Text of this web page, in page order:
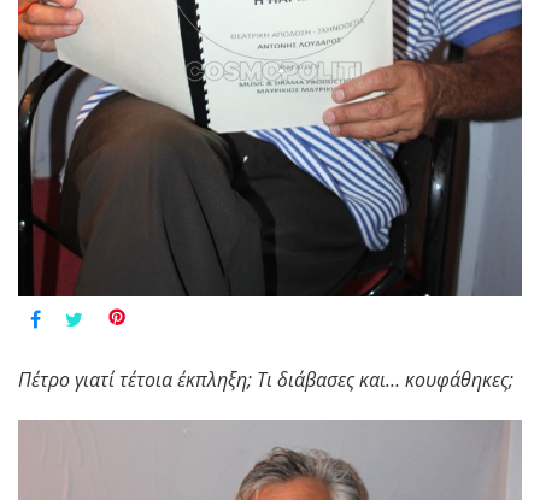
Πέτρο γιατί τέτοια έκπληξη; Τι διάβασες και… κουφάθηκες;